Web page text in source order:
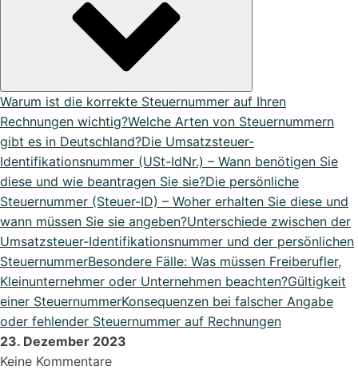
Übergeben Sie Ihre Daten ganze einfach an DATEV
Alle Erweiterungen ansehen
Organisiere deine Aufträge in Überischtlichen Projekten
Bei uns im Lexikon findest du zu allen Fachbegriffen die
Roadmap & Ideen
Eine klare Roadmap ist der Schlüssel, um innovative
Ideen...
Warum ist die korrekte Steuernummer auf Ihren
Rechnungen wichtig?Welche Arten von Steuernummern
gibt es in Deutschland?Die Umsatzsteuer-
Identifikationsnummer (USt-IdNr.) – Wann benötigen Sie
diese und wie beantragen Sie sie?Die persönliche
Steuernummer (Steuer-ID) – Woher erhalten Sie diese und
wann müssen Sie sie angeben?Unterschiede zwischen der
Umsatzsteuer-Identifikationsnummer und der persönlichen
SteuernummerBesondere Fälle: Was müssen Freiberufler,
Kleinunternehmer oder Unternehmen beachten?Gültigkeit
einer SteuernummerKonsequenzen bei falscher Angabe
oder fehlender Steuernummer auf Rechnungen
23. Dezember 2023
Keine Kommentare